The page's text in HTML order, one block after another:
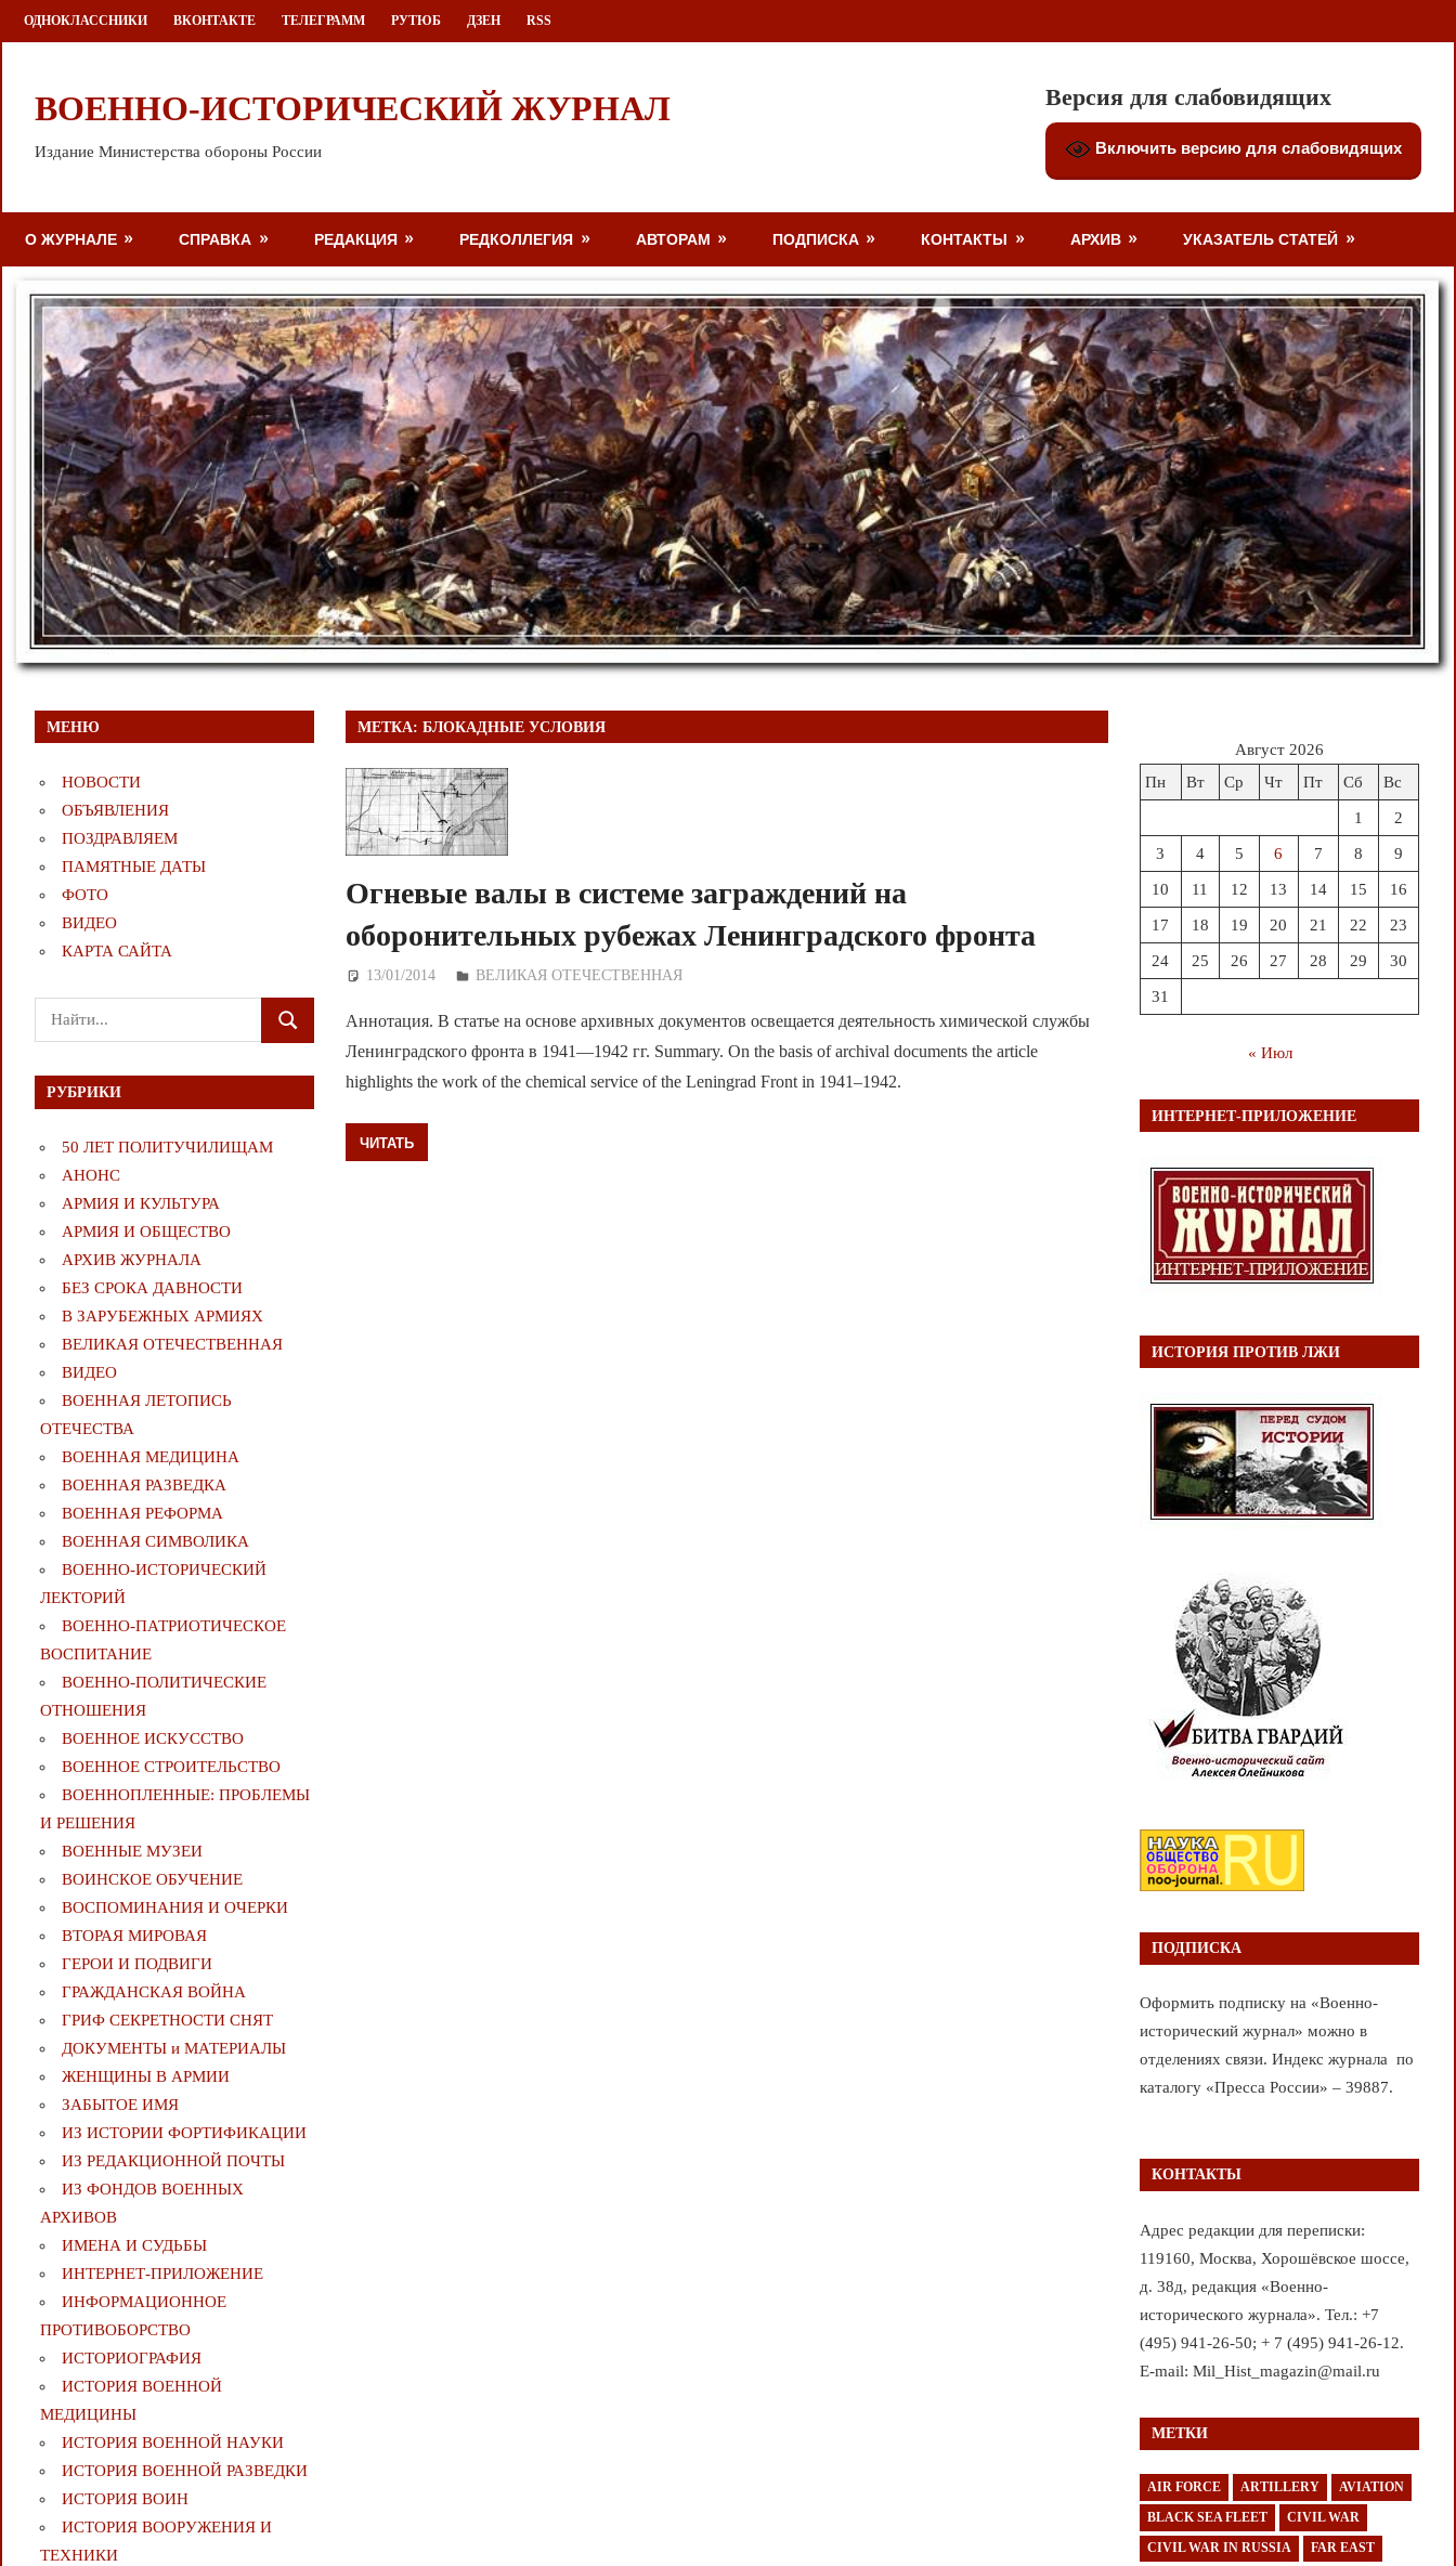
Перейти
к
ОДНОКЛАССНИКИ ВКОНТАКТЕ ТЕЛЕГРАММ РУТЮБ ДЗЕН RSS
ВОЕННО-ИСТОРИЧЕСКИЙ ЖУРНАЛ
Издание Министерства обороны России
Версия для слабовидящих
Включить версию для слабовидящих
О ЖУРНАЛЕ СПРАВКА РЕДАКЦИЯ РЕДКОЛЛЕГИЯ АВТОРАМ ПОДПИСКА КОНТАКТЫ АРХИВ УКАЗАТЕЛЬ СТАТЕЙ
МЕТКА:БЛОКАДНЫЕ УСЛОВИЯ
Огневые валы в системе заграждений на
оборонительных рубежах Ленинградского фронта
13/01/2014 Дежурный по Редакции
ВЕЛИКАЯ ОТЕЧЕСТВЕННАЯ
Аннотация. В статье на основе архивных документов освещается деятельность химической службы
Ленинградского фронта в 1941—1942 гг. Summary. On the basis of archival documents the article
highlights the work of the chemical service of the Leningrad Front in 1941–1942.
ЧИТАТЬ
МЕНЮ
НОВОСТИ
ОБЪЯВЛЕНИЯ
ПОЗДРАВЛЯЕМ
ПАМЯТНЫЕ ДАТЫ
ФОТО
ВИДЕО
КАРТА САЙТА
Поиск
для:
ПОИСК
РУБРИКИ
50 ЛЕТ ПОЛИТУЧИЛИЩАМ
АНОНС
АРМИЯ И КУЛЬТУРА
АРМИЯ И ОБЩЕСТВО
АРХИВ ЖУРНАЛА
БЕЗ СРОКА ДАВНОСТИ
В ЗАРУБЕЖНЫХ АРМИЯХ
ВЕЛИКАЯ ОТЕЧЕСТВЕННАЯ
ВИДЕО
ВОЕННАЯ ЛЕТОПИСЬ
ОТЕЧЕСТВА
ВОЕННАЯ МЕДИЦИНА
ВОЕННАЯ РАЗВЕДКА
ВОЕННАЯ РЕФОРМА
ВОЕННАЯ СИМВОЛИКА
ВОЕННО-ИСТОРИЧЕСКИЙ
ЛЕКТОРИЙ
ВОЕННО-ПАТРИОТИЧЕСКОЕ
ВОСПИТАНИЕ
ВОЕННО-ПОЛИТИЧЕСКИE
ОТНОШЕНИЯ
ВОЕННОЕ ИСКУССТВО
ВОЕННОЕ СТРОИТЕЛЬСТВО
ВОЕННОПЛЕННЫЕ: ПРОБЛЕМЫ
И РЕШЕНИЯ
ВОЕННЫЕ МУЗЕИ
ВОИНСКОЕ ОБУЧЕНИЕ
ВОСПОМИНАНИЯ И ОЧЕРКИ
ВТОРАЯ МИРОВАЯ
ГЕРОИ И ПОДВИГИ
ГРАЖДАНСКАЯ ВОЙНА
ГРИФ СЕКРЕТНОСТИ СНЯТ
ДОКУМЕНТЫ и МАТЕРИАЛЫ
ЖЕНЩИНЫ В АРМИИ
ЗАБЫТОЕ ИМЯ
ИЗ ИСТОРИИ ФОРТИФИКАЦИИ
ИЗ РЕДАКЦИОННОЙ ПОЧТЫ
ИЗ ФОНДОВ ВОЕННЫХ
АРХИВОВ
ИМЕНА И СУДЬБЫ
ИНТЕРНЕТ-ПРИЛОЖЕНИЕ
ИНФОРМАЦИОННОЕ
ПРОТИВОБОРСТВО
ИСТОРИОГРАФИЯ
ИСТОРИЯ ВОЕННОЙ
МЕДИЦИНЫ
ИСТОРИЯ ВОЕННОЙ НАУКИ
ИСТОРИЯ ВОЕННОЙ РАЗВЕДКИ
ИСТОРИЯ ВОИН
ИСТОРИЯ ВООРУЖЕНИЯ И
ТЕХНИКИ
Август 2026
Пн
Вт Ср Чт Пт Сб Вс
1 2
3 4 5 6 7 8 9
10 11 12 13 14 15 16
17 18 19 20 21 22 23
24 25 26 27 28 29 30
31
« Июл
ИНТЕРНЕТ-ПРИЛОЖЕНИЕ
ИСТОРИЯ ПРОТИВ ЛЖИ
ПОДПИСКА
Оформить подписку на «Военно-
исторический журнал» можно в
отделениях связи. Индекс журнала по
каталогу «Пресса России» – 39887.
КОНТАКТЫ
Адрес редакции для переписки:
119160, Москва, Хорошёвское шоссе,
д. 38д, редакция «Военно-
исторического журнала». Тел.: +7
(495) 941-26-50; + 7 (495) 941-26-12.
E-mail: Mil_Hist_magazin@mail.ru
МЕТКИ
AIR FORCE ARTILLERY AVIATION
BLACK SEA FLEET CIVIL WAR
CIVIL WAR IN RUSSIA FAR EAST